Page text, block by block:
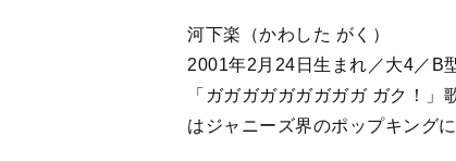
河下楽（かわした がく）
2001年2月24日生まれ／大4／B
「ガガガガガガガガガ ガク！
はジャニーズ界のポップキングに